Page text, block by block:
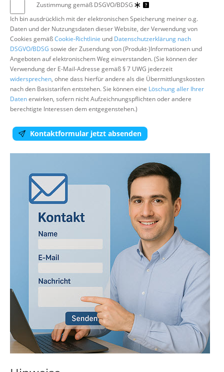
Zustimmung gemäß DSGVO/BDSG
Ich bin ausdrücklich mit der elektronischen Speicherung meiner o.g.
Daten und der Nutzungsdaten dieser Website, der Verwendung von
Cookies gemäßCookie-Richtlinie und Datenschutzerklärung nach
DSGVO/BDSG sowie der Zusendung von (Produkt-)Informationen und
Angeboten auf elektronischem Weg einverstanden. (Sie können der
Verwendung der E-Mail-Adresse gemäß § 7 UWG jederzeit
widersprechen, ohne dass hierfür andere als die Übermittlungskosten
nach den Basistarifen entstehen. Sie können eine Löschung aller Ihrer
Datenerwirken, sofern nicht Aufzeichnungspflichten oder andere
berechtigte Interessen dem entgegenstehen.)
Kontaktformular jetzt absenden